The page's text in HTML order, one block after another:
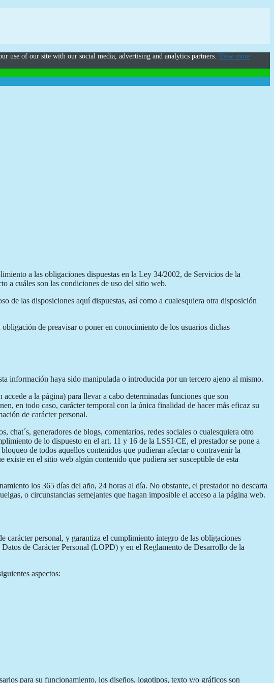
use of our site with our social media, advertising and analytics partners. View more
a las obligaciones dispuestas en la Ley 34/2002, de Servicios de la
a cuáles son las condiciones de uso del sitio web.
de las disposiciones aquí dispuestas, así como a cualesquiera otra disposición
de preavisar o poner en conocimiento de los usuarios dichas
información haya sido manipulada o introducida por un tercero ajeno al mismo.
a la página) para llevar a cabo determinadas funciones que son
en todo caso, carácter temporal con la única finalidad de hacer más eficaz su
de carácter personal.
generadores de blogs, comentarios, redes sociales o cualesquiera otro
de lo dispuesto en el art. 11 y 16 de la LSSI-CE, el prestador se pone a
de todos aquellos contenidos que pudieran afectar o contravenir la
en el sitio web algún contenido que pudiera ser susceptible de esta
los 365 días del año, 24 horas al día. No obstante, el prestador no descarta
o circunstancias semejantes que hagan imposible el acceso a la página web.
carácter personal, y garantiza el cumplimiento íntegro de las obligaciones
de Carácter Personal (LOPD) y en el Reglamento de Desarrollo de la
aspectos:
para su funcionamiento, los diseños, logotipos, texto y/o gráficos son